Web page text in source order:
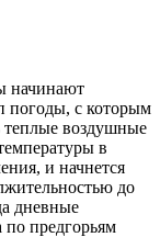
начинают
погоды, с которым
теплые воздушные
в
и начнется
до
дневные
по предгорьям